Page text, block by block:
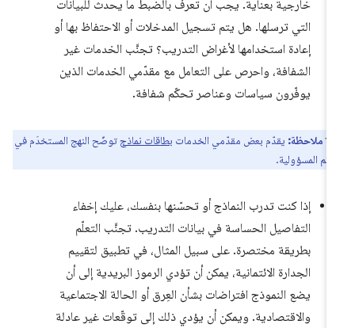
خارجية بعناية. يجب أن تعرف بالضبط ما يحدث للبيانات
التي ترسلها. هل يتم تسجيل المدخلات أو الاحتفاظ بها أو
إعادة استخدامها لأغراض التدريب؟ تجنَّب الخدمات غير
الشفافة، واحرص على التعامل مع مقدّمي الخدمات الذين
يوفّرون سياسات وعناصر تحكّم شفافة.
ملاحظة:يقدّم بعض مقدّمي الخدماتبطاقات نماذجتوضّح النهج المستخدَم في
المسؤولية.
إذا كنت تدرب النماذج أو تحسّنها بنفسك، عليك إخفاء
التفاصيل الحساسة في بيانات التدريب. تجنَّب التعلّم
بطريقة مختصرة. على سبيل المثال، في تطبيق لتقييم
الجدارة الائتمانية، يمكن أن تؤدي الرموز البريدية إلى أن
يضع النموذج افتراضات بشأن العِرق أو الحالة الاجتماعية
والاقتصادية. ويمكن أن يؤدي ذلك إلى توقّعات غير عادلة